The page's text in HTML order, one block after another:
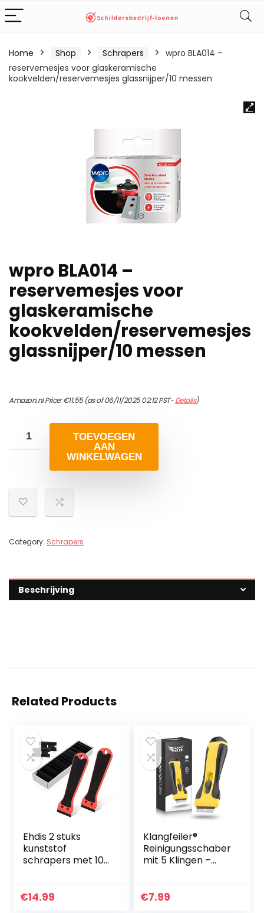
Home Shop Schrapers
wpro BLA014 –
reservemesjes voor glaskeramische
kookvelden/reservemesjes glassnijper/10 messen
wpro BLA014 –
reservemesjes voor
glaskeramische
kookvelden/reservemesjes
glassnijper/10 messen
Amazon.nl Price:€11.55(as of 06/11/2025 02:12 PST-Details)
TOEVOEGEN
AAN
WINKELWAGEN
Category: Schrapers
Beschrijving
Related Products
Ehdis 2 stuks
kunststof
schrapers met 100
lange steel, plastic
€14.99
Klangfeiler®
Reinigungsschaber
mit 5 Klingen –
e.t.c. –
€7.99